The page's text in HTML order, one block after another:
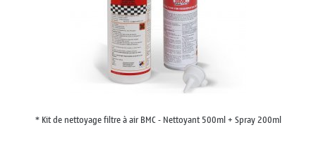
* Kit de nettoyage filtre à air BMC - Nettoyant 500ml + Spray 200ml